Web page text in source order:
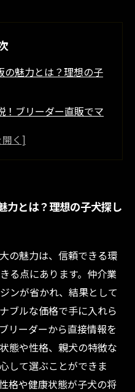
の魅力とは？理想の子
！ブリーダー直販でマ
の裏側に迫る！賢く子
ト！飼育情報と成功
プーブリーダー直販の
ガイド：ブリーダー直
力とは？理想の子犬探し
の魅力は、信頼できる環
る点にあります。仲介業
ンが省かれ、結果として
ブルな価格で手に入れら
リーダーから直接情報を
態や性格、親犬の特徴な
して選ぶことができま
格や健康状態が子犬の将